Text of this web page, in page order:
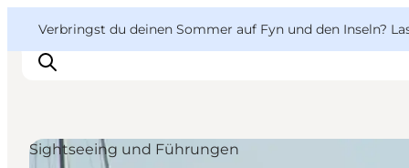
Verbringst du deinen Sommer auf Fyn und den Inseln?
VisitFyn
Deutsch
Sightseeing und Führungen